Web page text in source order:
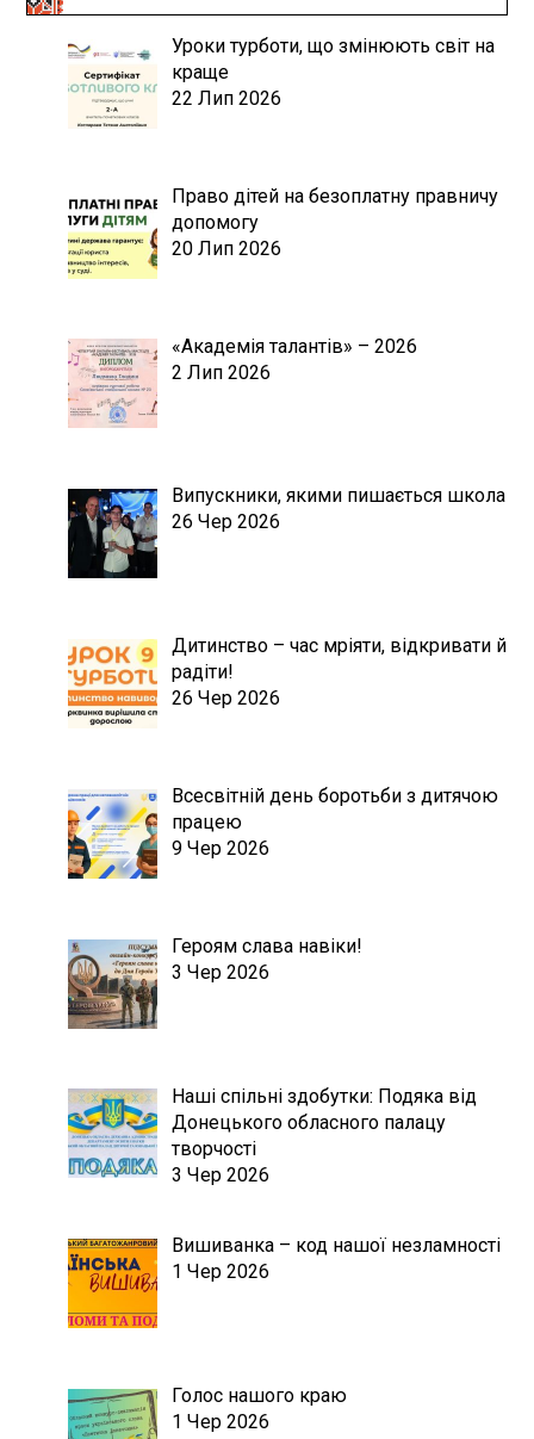
Уроки турботи, що змінюють світ на
краще
22 Лип 2026
Право дітей на безоплатну правничу
допомогу
20 Лип 2026
«Академія талантів» – 2026
2 Лип 2026
Випускники, якими пишається школа
26 Чер 2026
Дитинство – час мріяти, відкривати й
радіти!
26 Чер 2026
Всесвітній день боротьби з дитячою
працею
9 Чер 2026
Героям слава навіки!
3 Чер 2026
Наші спільні здобутки: Подяка від
Донецького обласного палацу
творчості
3 Чер 2026
Вишиванка – код нашої незламності
1 Чер 2026
Голос нашого краю
1 Чер 2026